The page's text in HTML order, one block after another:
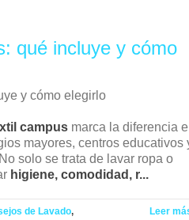
qué incluye y cómo
y cómo elegirlo
campus marca la diferencia
mayores, centros educativos
solo se trata de lavar ropa o
higiene, comodidad, r...
de Lavado, Leer